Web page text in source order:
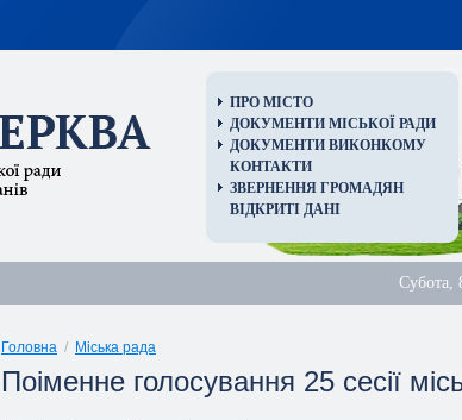
ПРО МІСТО
ДОКУМЕНТИ МІСЬКОЇ РАДИ
ДОКУМЕНТИ ВИКОНКОМУ
КОНТАКТИ
ЗВЕРНЕННЯ ГРОМАДЯН
ВІДКРИТІ ДАНІ
Субота,
Головна / Міська рада
Поіменне голосування 25 сесії